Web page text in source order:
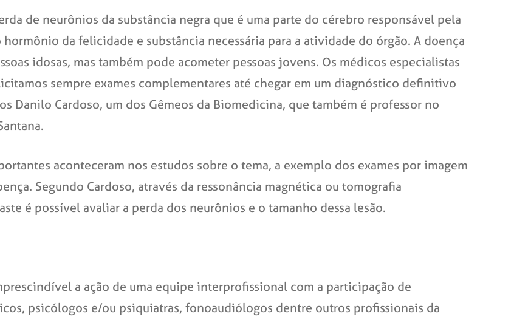
de neurônios da substância negra que é uma parte do cérebro responsável pela
da felicidade e substância necessária para a atividade do órgão. A doença
idosas, mas também pode acometer pessoas jovens. Os médicos especialistas
sempre exames complementares até chegar em um diagnóstico definitivo
Danilo Cardoso, um dos Gêmeos da Biomedicina, que também é professor no
aconteceram nos estudos sobre o tema, a exemplo dos exames por imagem
Segundo Cardoso, através da ressonância magnética ou tomografia
é possível avaliar a perda dos neurônios e o tamanho dessa lesão.
a ação de uma equipe interprofissional com a participação de
psicólogos e/ou psiquiatras, fonoaudiólogos dentre outros profissionais da